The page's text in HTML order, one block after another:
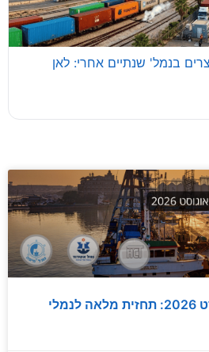
בנמל' שנתיים אחרי: לאן
מדד העיכובים אוגוסט 2026: תחזית מלאה לנמלי